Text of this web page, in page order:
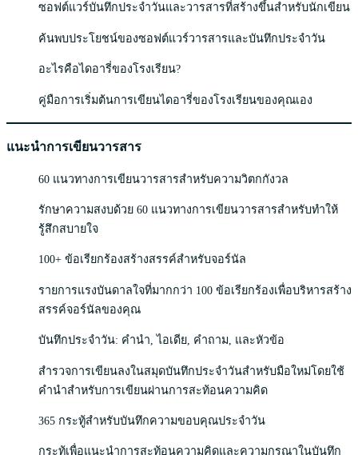
ซอฟต์แวร์บันทึกประจำวันและวารสารที่สร้างขึ้นสำหรับนักเขียน
ค้นพบประโยชน์ของซอฟต์แวร์วารสารและบันทึกประจำวัน
อะไรคือไดอารี่ของโรงเรียน?
คู่มือการเริ่มต้นการเขียนไดอารี่ของโรงเรียนของคุณเอง
แนะนำการเขียนวารสาร
60 แนวทางการเขียนวารสารสำหรับความวิตกกังวล
รักษาความสงบด้วย 60 แนวทางการเขียนวารสารสำหรับทำให้
รู้สึกสบายใจ
100+ ข้อเรียกร้องสร้างสรรค์สำหรับจอร์นัล
รายการแรงบันดาลใจที่มากกว่า 100 ข้อเรียกร้องเพื่อบริหารสร้าง
สรรค์จอร์นัลของคุณ
บันทึกประจำวัน: คำนำ, ไอเดีย, คำถาม, และหัวข้อ
สำรวจการเขียนลงในสมุดบันทึกประจำวันสำหรับมือใหม่โดยใช้
คำนำสำหรับการเขียนผ่านการสะท้อนความคิด
365 กระทู้สำหรับบันทึกความขอบคุณประจำวัน
กระทู้เพื่อแนะนำการสะท้อนความคิดและความกรุณาในบันทึก